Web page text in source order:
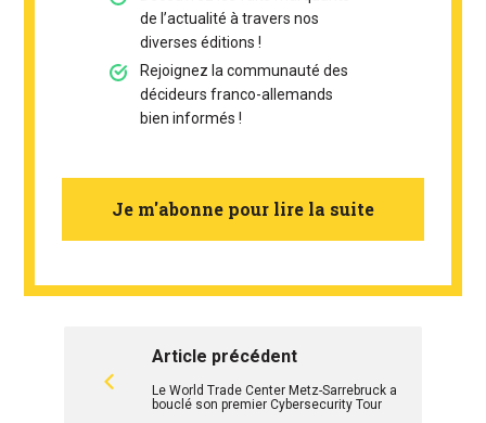
de l’actualité à travers nos
diverses éditions !
Rejoignez la communauté des
décideurs franco-allemands
bien informés !
Je m'abonne pour lire la suite
Article précédent
Le World Trade Center Metz-Sarrebruck a
bouclé son premier Cybersecurity Tour